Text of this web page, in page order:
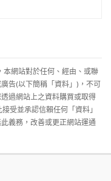
網站對於任何、經由、或聯
告(以下簡稱「資料」)，不可
過網站上之資料購買或取得
受並承認信賴任何「資料」
義務，改善或更正網站運通